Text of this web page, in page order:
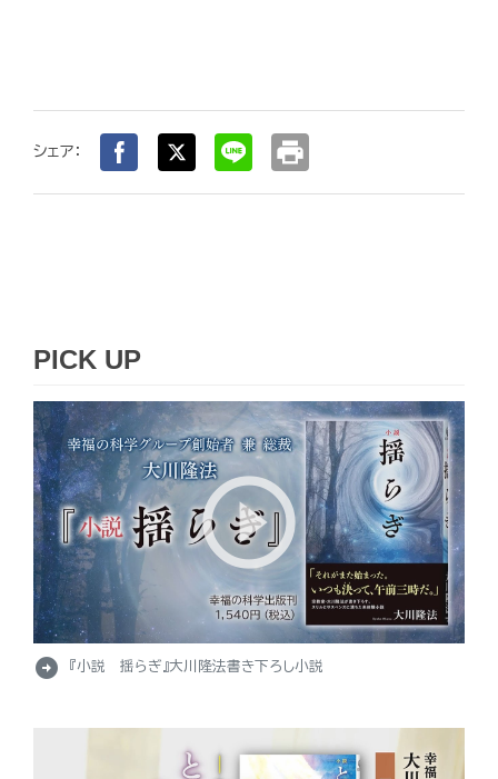
シェア： print
PICK UP
arrow_circle_right 『小説 揺らぎ』大川隆法書き下ろし小説